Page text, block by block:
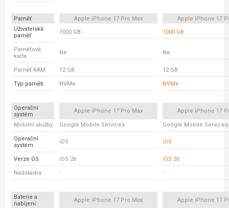
Paměť Apple iPhone 17 Pro Max
Apple iPhone 17
Uživatelská
paměť
1000 GB 1000 GB
Paměťová
karta
Ne Ne
Paměť RAM 12 GB 12 GB
Typ paměti NVMe NVMe
Operační
systém
Apple iPhone 17 Pro Max Apple iPhone 17
Mobilní služby Google Mobile Services Google Mobile Services
Operační
systém
iOS iOS
Verze OS iOS 26 iOS 26
Nadstavba - -
Baterie a
nabíjení
Apple iPhone 17 Pro Max Apple iPhone 17